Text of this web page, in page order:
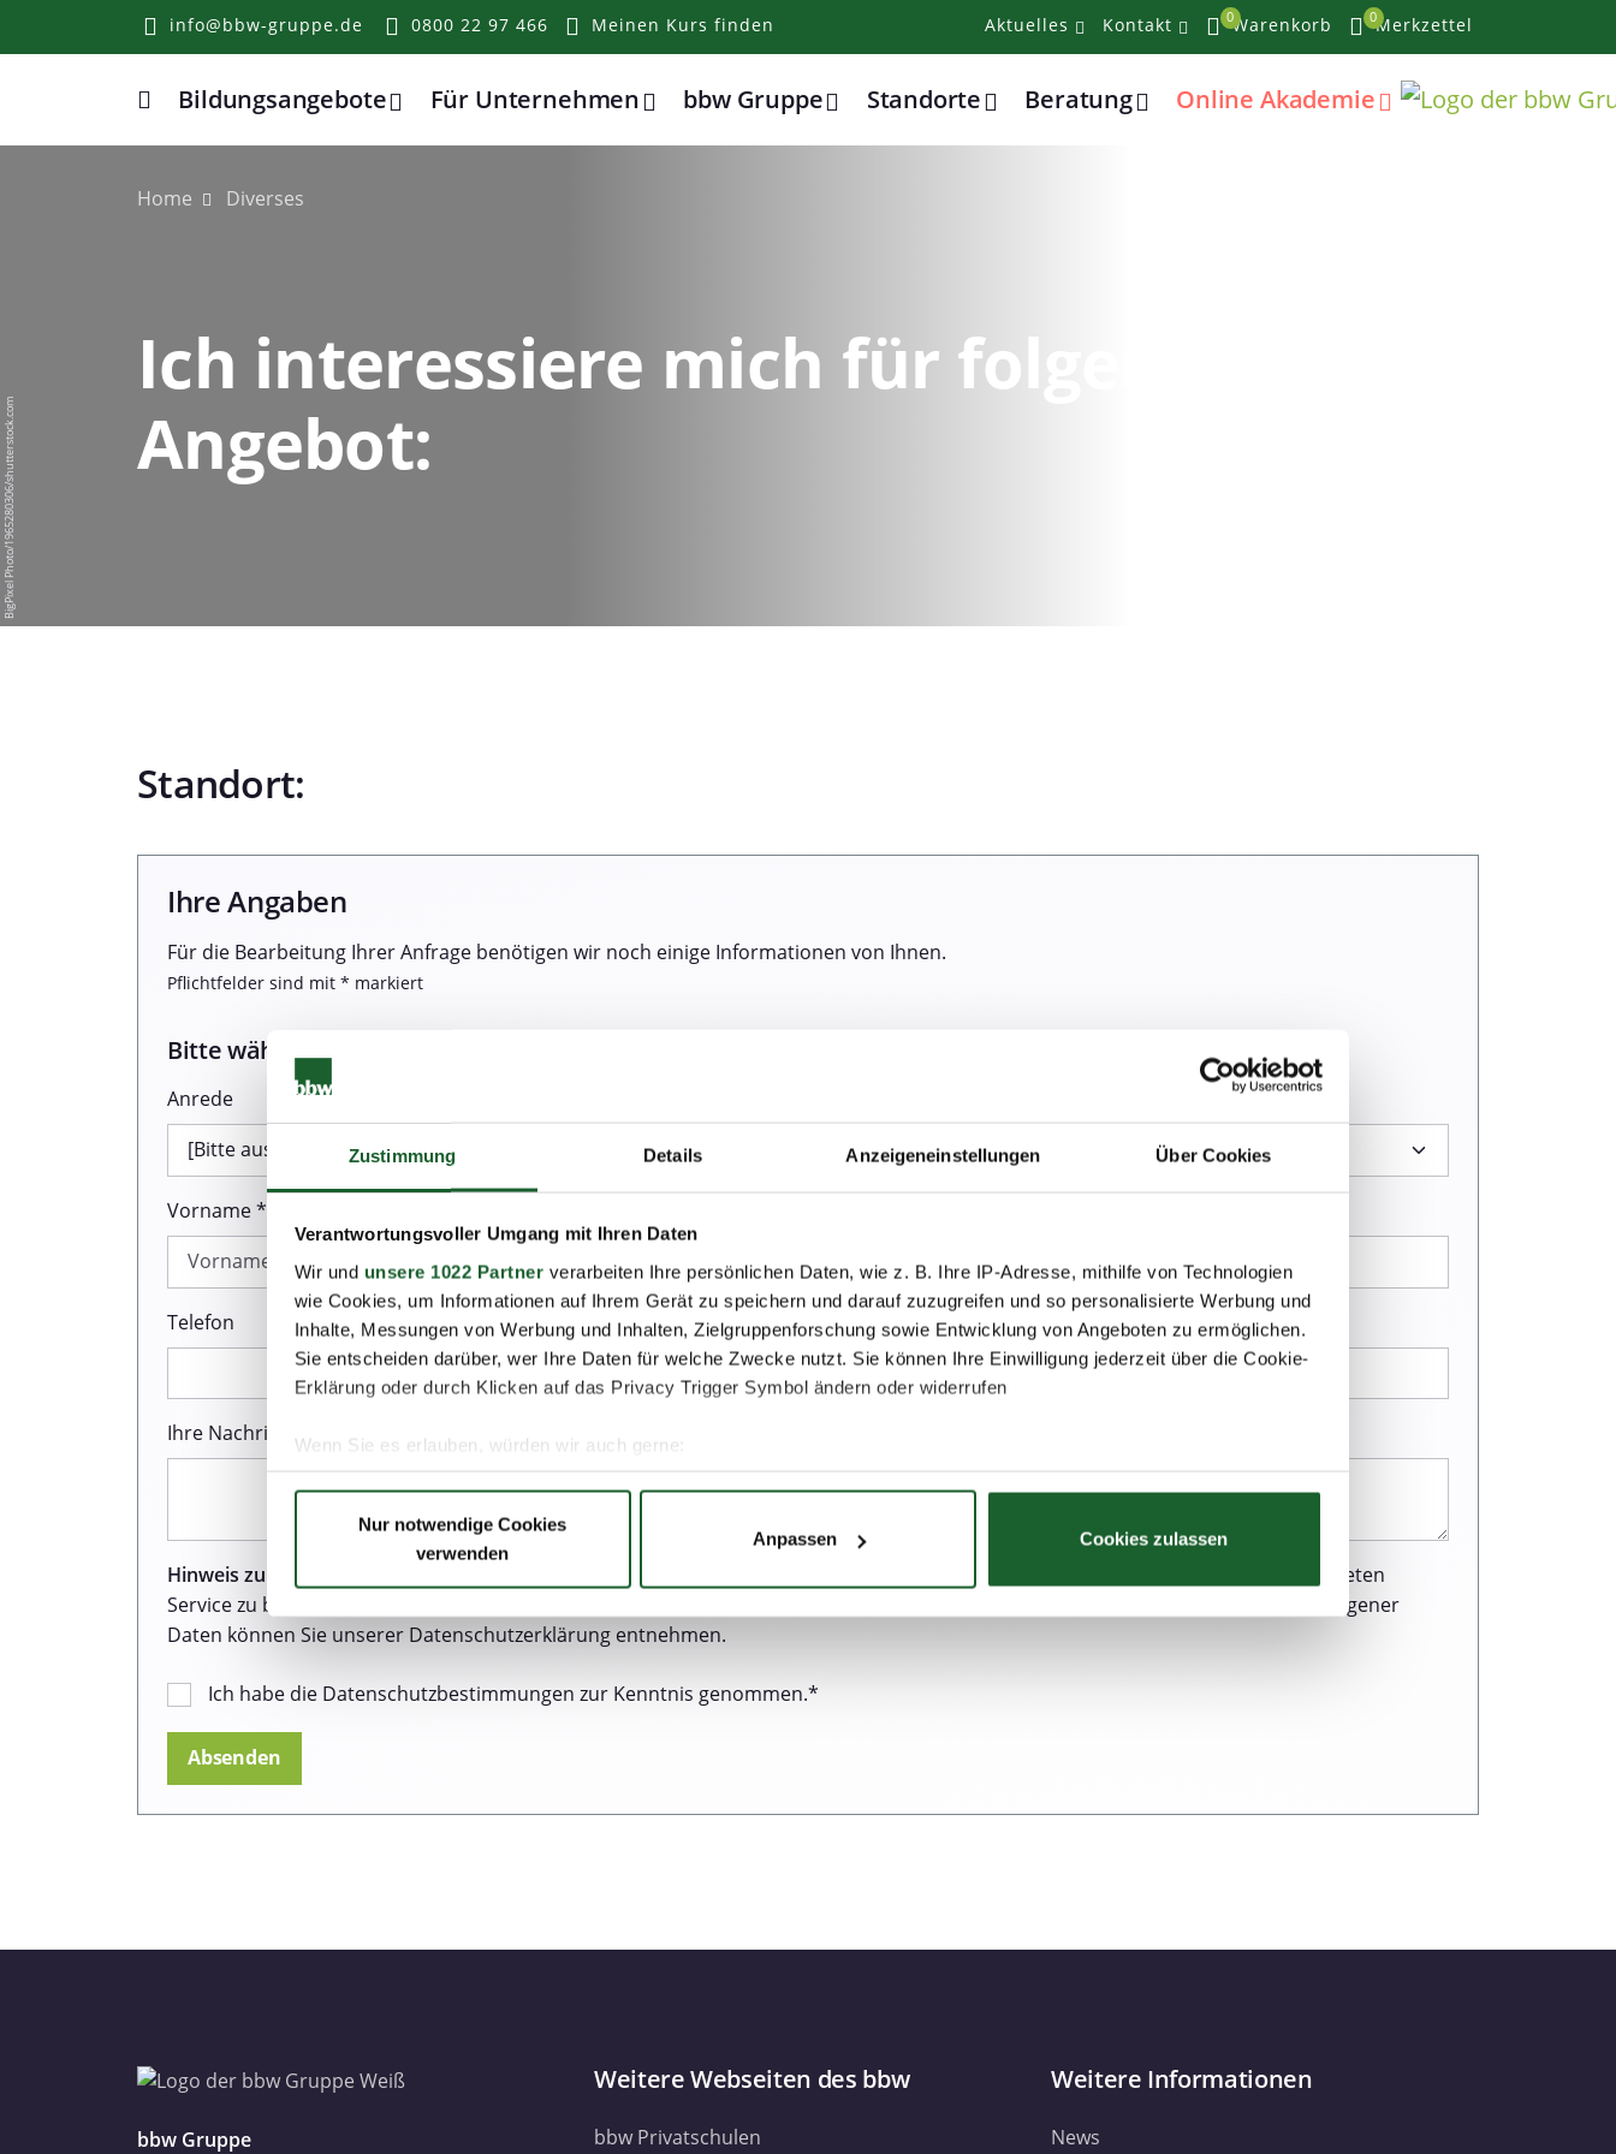
Zustimmung Details Anzeigeneinstellungen Über Cookies
Verantwortungsvoller Umgang mit Ihren Daten
Wir und unsere 1022 Partner verarbeiten Ihre persönlichen Daten, wie z. B. Ihre IP-Adresse, mithilfe von Technologien
wie Cookies, um Informationen auf Ihrem Gerät zu speichern und darauf zuzugreifen und so personalisierte Werbung und
Inhalte, Messungen von Werbung und Inhalten, Zielgruppenforschung sowie Entwicklung von Angeboten zu ermöglichen.
Sie entscheiden darüber, wer Ihre Daten für welche Zwecke nutzt. Sie können Ihre Einwilligung jederzeit über die Cookie-
Erklärung oder durch Klicken auf das Privacy Trigger Symbol ändern oder widerrufen
Wenn Sie es erlauben, würden wir auch gerne:
Informationen über Ihre geografische Lage erfassen, welche bis auf einige Meter genau sein können
Erfahren Sie mehr darüber, wie Ihre persönlichen Daten verarbeitet werden, und legen Sie Ihre Präferenzen imAbschnitt
Wir verwenden Cookies, um Inhalte und Anzeigen zu personalisieren, Funktionen für soziale Medien anbieten zu können
Website an unsere Partner für soziale Medien, Werbung und Analysen weiter. Unsere Partner führen diese Informationen
Nur notwendige Cookies
verwenden
Anpassen Cookies zulassen
info@bbw-gruppe.de 0800 22 97 466 Meinen Kurs finden Aktuelles Kontakt 0Warenkorb 0Merkzettel
Home
Bildungsangebote Für Unternehmen bbw Gruppe Standorte Beratung Online Akademie
Home Diverses
Ich interessiere mich für folgendes
Angebot:
BigPixel Photo/1965280306/shutterstock.com
Standort:
Ihre Angaben
Für die Bearbeitung Ihrer Anfrage benötigen wir noch einige Informationen von Ihnen.
Pflichtfelder sind mit * markiert
Bitte wählen Sie einen Termin:
Anrede
Vorname *
Telefon E-Mail *
Ihre Nachricht *
Hinweis zum Datenschutz:
Wir sind sehr darum bemüht, all unseren Kunden und Besuchern unserer Webseite einen ausgezeichneten
Service zu bieten. Dazu gehört auch der Schutz Ihrer Daten. Weitere Informationen zur Erhebung und Verarbeitung personenbezogener
Daten können Sie unserer Datenschutzerklärung entnehmen.
Ich habe die Datenschutzbestimmungen zur Kenntnis genommen.*
bbw Gruppe
Weitere Webseiten des bbw
bbw Privatschulen
Weitere Informationen
News